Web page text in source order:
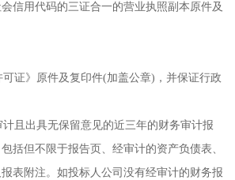
信用代码的三证合一的营业执照副本原件及
证》原件及复印件(加盖公章)，并保证行政
且出具无保留意见的近三年的财务审计报
括但不限于报告页、经审计的资产负债表、
表附注。如投标人公司没有经审计的财务报